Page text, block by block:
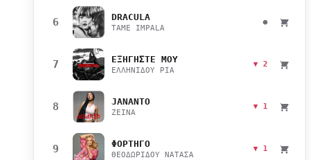
6 DRACULA
TAME IMPALA
●
7 ΕΞΗΓΗΣΤΕ ΜΟΥ
ΕΛΛΗΝΙΔΟΥ ΡΙΑ
▼ 2
8 JANANTO
ZEINA
▼ 1
9 ΦΟΡΤΗΓΟ
ΘΕΟΔΩΡΙΔΟΥ ΝΑΤΑΣΑ
▼ 1